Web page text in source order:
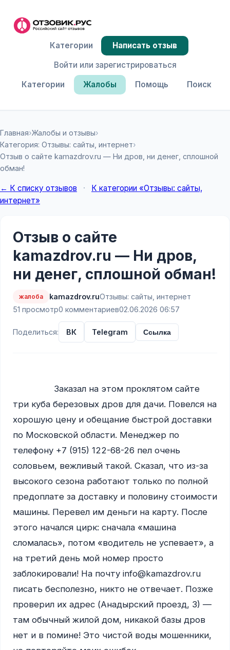
Категории Жалобы Помощь Поиск
Категории
Написать отзыв
Войти или зарегистрироваться
Главная›Жалобы и отзывы›
Категория: Отзывы: сайты, интернет›
Отзыв о сайте kamazdrov.ru — Ни дров, ни денег, сплошной
обман!
← К списку отзывов ·
К категории «Отзывы: сайты,
интернет»
Отзыв о сайте
kamazdrov.ru — Ни дров,
ни денег, сплошной обман!
жалоба kamazdrov.ruОтзывы: сайты, интернет
51 просмотр0 комментариев02.06.2026 06:57
Поделиться: ВК Telegram Ссылка
три куба березовых дров для дачи. Повелся на
хорошую цену и обещание быстрой доставки
по Московской области. Менеджер по
телефону +7 (915) 122-68-26 пел очень
соловьем, вежливый такой. Сказал, что из-за
высокого сезона работают только по полной
предоплате за доставку и половину стоимости
машины. Перевел им деньги на карту. После
этого начался цирк: сначала «машина
сломалась», потом «водитель не успевает», а
на третий день мой номер просто
заблокировали! На почту info@kamazdrov.ru
писать бесполезно, никто не отвечает. Позже
проверил их адрес (Анадырский проезд, 3) —
там обычный жилой дом, никакой базы дров
нет и в помине! Это чистой воды мошенники,